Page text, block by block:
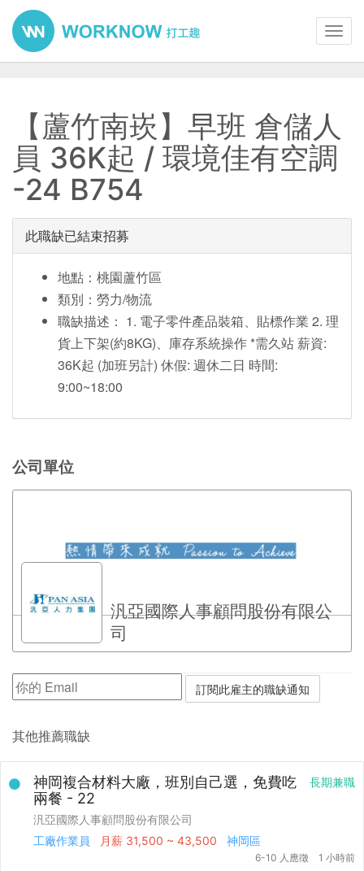
【蘆竹南崁】早班 倉儲人
員 36K起 / 環境佳有空調
-24 B754
此職缺已結束招募
地點：桃園蘆竹區
類別：勞力/物流
職缺描述： 1. 電子零件產品裝箱、貼標作業 2. 理
貨上下架(約8KG)、庫存系統操作 *需久站 薪資:
36K起 (加班另計) 休假: 週休二日 時間:
9:00~18:00
公司單位
汎亞國際人事顧問股份有限公
司
其他推薦職缺
長期兼職
神岡複合材料大廠，班別自己選，免費吃
兩餐 - 22
汎亞國際人事顧問股份有限公司
工廠作業員
月薪 31,500 ~ 43,500 神岡區
6-10 人應徵 1 小時前